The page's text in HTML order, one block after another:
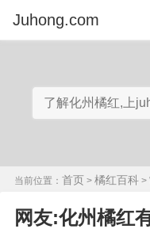
Juhong.com
当前位置： 首页 > 橘红百科 >
网友:化州橘红